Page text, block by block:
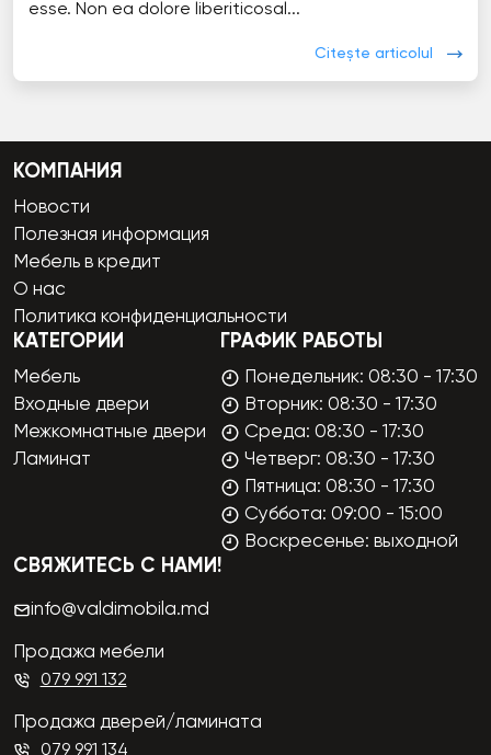
esse. Non ea dolore liberiticosal...
Citește articolul
КОМПАНИЯ
Новости
Полезная информация
Мебель в кредит
О нас
Политика конфиденциальности
КАТЕГОРИИ
Мебель
Входные двери
Межкомнатные двери
Ламинат
ГРАФИК РАБОТЫ
Понедельник: 08:30 - 17:30
Вторник: 08:30 - 17:30
Среда: 08:30 - 17:30
Четверг: 08:30 - 17:30
Пятница: 08:30 - 17:30
Суббота: 09:00 - 15:00
Воскресенье: выходной
СВЯЖИТЕСЬ С НАМИ!
info@valdimobila.md
Продажа мебели
079 991 132
Продажа дверей/ламината
079 991 134